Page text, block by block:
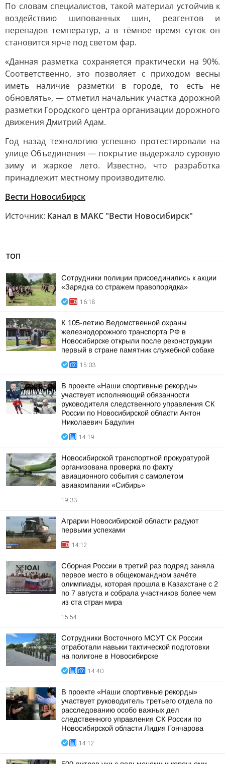
По словам специалистов, такой материал устойчив к
воздействию шипованных шин, реагентов и
перепадов температур, а в тёмное время суток он
становится ярче под светом фар.
«Данная разметка сохраняется практически на 90%.
Соответственно, это позволяет с приходом весны
иметь наличие разметки в городе, то есть не
обновлять», — отметил начальник участка дорожной
разметки Городского центра организации дорожного
движения Дмитрий Адам.
Год назад технологию успешно протестировали на
улице Объединения — покрытие выдержало суровую
зиму и жаркое лето. Известно, что разработка
принадлежит местному производителю.
Вести Новосибирск
Источник: Канал в МАКС "Вести Новосибирск"
ТОП
Сотрудники полиции присоединились к акции
«Зарядка со стражем правопорядка»
16:18
К 105-летию Ведомственной охраны
железнодорожного транспорта РФ в
Новосибирске открыли после реконструкции
первый в стране памятник служебной собаке
15:03
В проекте «Наши спортивные рекорды»
участвует исполняющий обязанности
руководителя следственного управления СК
России по Новосибирской области Антон
Николаевич Бадулин
14:19
Новосибирской транспортной прокуратурой
организована проверка по факту
авиационного события с самолетом
авиакомпании «Сибирь»
19:33
Аграрии Новосибирской области радуют
первыми успехами
14:12
Сборная России в третий раз подряд заняла
первое место в общекомандном зачёте
олимпиады, которая прошла в Казахстане с 2
по 7 августа и собрала участников более чем
из ста стран мира
15:54
Сотрудники Восточного МСУТ СК России
отработали навыки тактической подготовки
на полигоне в Новосибирске
14:40
В проекте «Наши спортивные рекорды»
участвует руководитель третьего отдела по
расследованию особо важных дел
следственного управления СК России по
Новосибирской области Лидия Гончарова
14:12